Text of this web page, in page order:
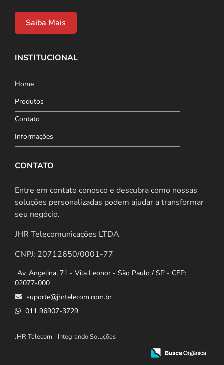
Saiba Mais
INSTITUCIONAL
Home
Produtos
Contato
Informações
CONTATO
Entre em contato conosco e descubra como nossas
soluções personalizadas podem ajudar a transformar
seu negócio.
JHR Telecomunicações LTDA
CNPJ: 20712650/0001-77
Av. Angelina, 71 - Vila Leonor - São Paulo / SP - CEP:
02077-000
suporte@jhrtelecom.com.br
011 96907-3729
JHR Telecom - Integrando Soluções